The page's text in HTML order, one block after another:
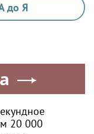
до Я
20 000